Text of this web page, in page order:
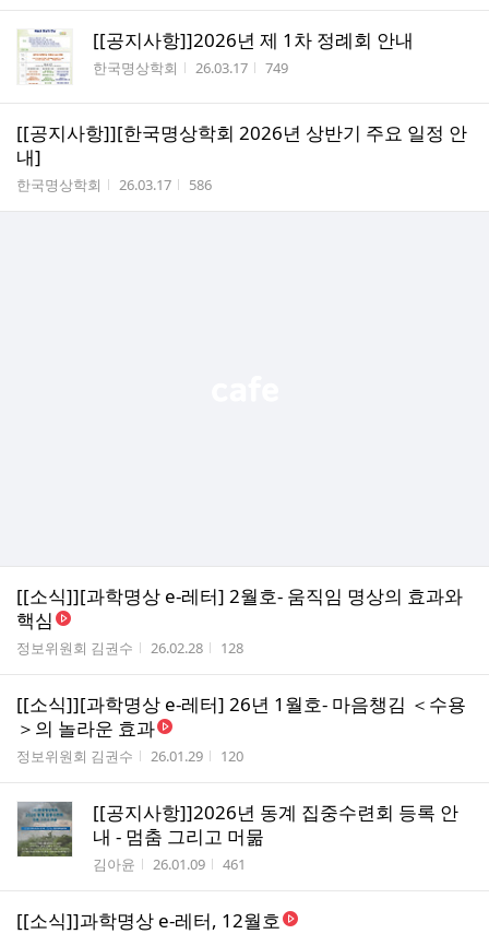
[[공지사항]]2026년 제 1차 정례회 안내
작성자
한국명상학회 작성시간
26.03.17 조회수
749
[[공지사항]][한국명상학회 2026년 상반기 주요 일정 안
내]
작성자
한국명상학회 작성시간
26.03.17 조회수
586
[[소식]][과학명상 e-레터] 2월호- 움직임 명상의 효과와
핵심
작성자
정보위원회 김권수 작성시간
26.02.28 조회수
128
[[소식]][과학명상 e-레터] 26년 1월호- 마음챙김 ＜수용
＞의 놀라운 효과
작성자
정보위원회 김권수 작성시간
26.01.29 조회수
120
[[공지사항]]2026년 동계 집중수련회 등록 안
내 - 멈춤 그리고 머묾
작성자
김아윤 작성시간
26.01.09 조회수
461
[[소식]]과학명상 e-레터, 12월호